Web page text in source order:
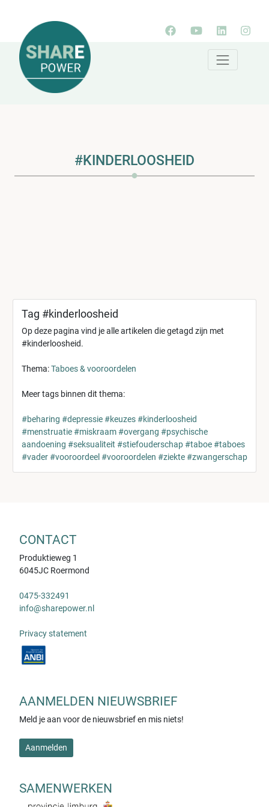
#KINDERLOOSHEID
Tag #kinderloosheid
Op deze pagina vind je alle artikelen die getagd zijn met
#kinderloosheid.
Thema:Taboes & vooroordelen
Meer tags binnen dit thema:
#beharing #depressie#keuzes#kinderloosheid
#menstruatie#miskraam#overgang #psychische
aandoening #seksualiteit #stiefouderschap#taboe#taboes
#vader#vooroordeel #vooroordelen #ziekte#zwangerschap
CONTACT
Produktieweg 1
6045JC Roermond
0475-332491
info@sharepower.nl
Privacy statement
AANMELDEN NIEUWSBRIEF
Meld je aan voor de nieuwsbrief en mis niets!
Aanmelden
SAMENWERKEN